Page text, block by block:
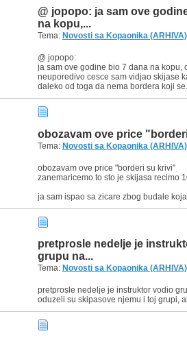
@ jopopo: ja sam ove
na kopu,...
Tema: Novosti sa Kopaonika (ARHIVA)
@ jopopo:
ja sam ove godine bio 7 dana na kopu,
neuporedivo cesce sam vidjao skijase kako prave gluposti, i
daleko od toga da nema bordera koji
obozavam ove price
Tema: Novosti sa Kopaonika (ARHIVA)
obozavam ove price "borderi su krivi"
zanemaricemo to sto je skijasa recimo 10 puta vise i sto prave
ja sam ispao sa zicare zbog budale koja nije
pretprosle nedelje je
grupu na...
Tema: Novosti sa Kopaonika (ARHIVA)
oduzeli su skipasove njemu i toj grupi, ako